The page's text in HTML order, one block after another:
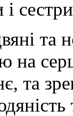
і
та
на
та